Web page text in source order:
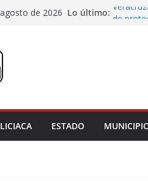
de 2026 Lo último:
ESTADO